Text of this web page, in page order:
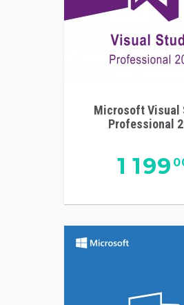
Microsoft Visual
Professional
1 199